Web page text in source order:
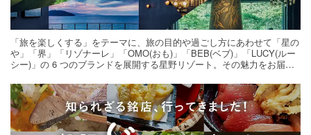
「旅を楽しくする」をテーマに、旅の目的や過ごし方にあわせて「星の
や」「界」「リゾナーレ」「OMO(おも)」「BEB(ベブ)」「LUCY(ルー
シー)」の 6 つのブランドを展開する星野リゾート。その魅力をお届け